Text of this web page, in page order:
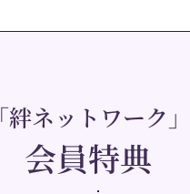
「絆ネットワーク」
会員特典